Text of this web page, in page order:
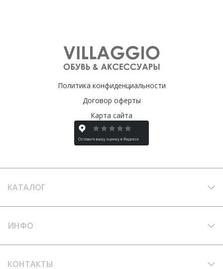
Политика конфиденциальности
Договор оферты
Карта сайта
КАТАЛОГ
ИНФО
КОНТАКТЫ